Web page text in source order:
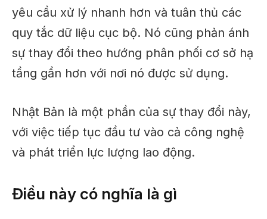
yêu cầu xử lý nhanh hơn và tuân thủ các
quy tắc dữ liệu cục bộ. Nó cũng phản ánh
sự thay đổi theo hướng phân phối cơ sở hạ
tầng gần hơn với nơi nó được sử dụng.
Nhật Bản là một phần của sự thay đổi này,
với việc tiếp tục đầu tư vào cả công nghệ
và phát triển lực lượng lao động.
Điều này có nghĩa là gì